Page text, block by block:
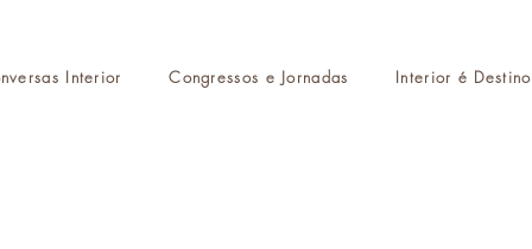
Interior Congressos e Jornadas Interior é Destino